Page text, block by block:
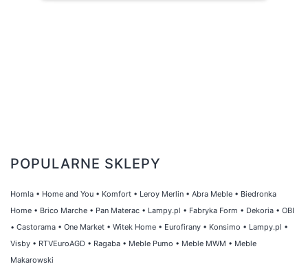
POPULARNE SKLEPY
Homla • Home and You • Komfort • Leroy Merlin • Abra Meble • Biedronka
Home • Brico Marche • Pan Materac • Lampy.pl • Fabryka Form • Dekoria • OBI
• Castorama • One Market • Witek Home • Eurofirany • Konsimo • Lampy.pl •
Visby • RTVEuroAGD • Ragaba • Meble Pumo • Meble MWM • Meble
Makarowski